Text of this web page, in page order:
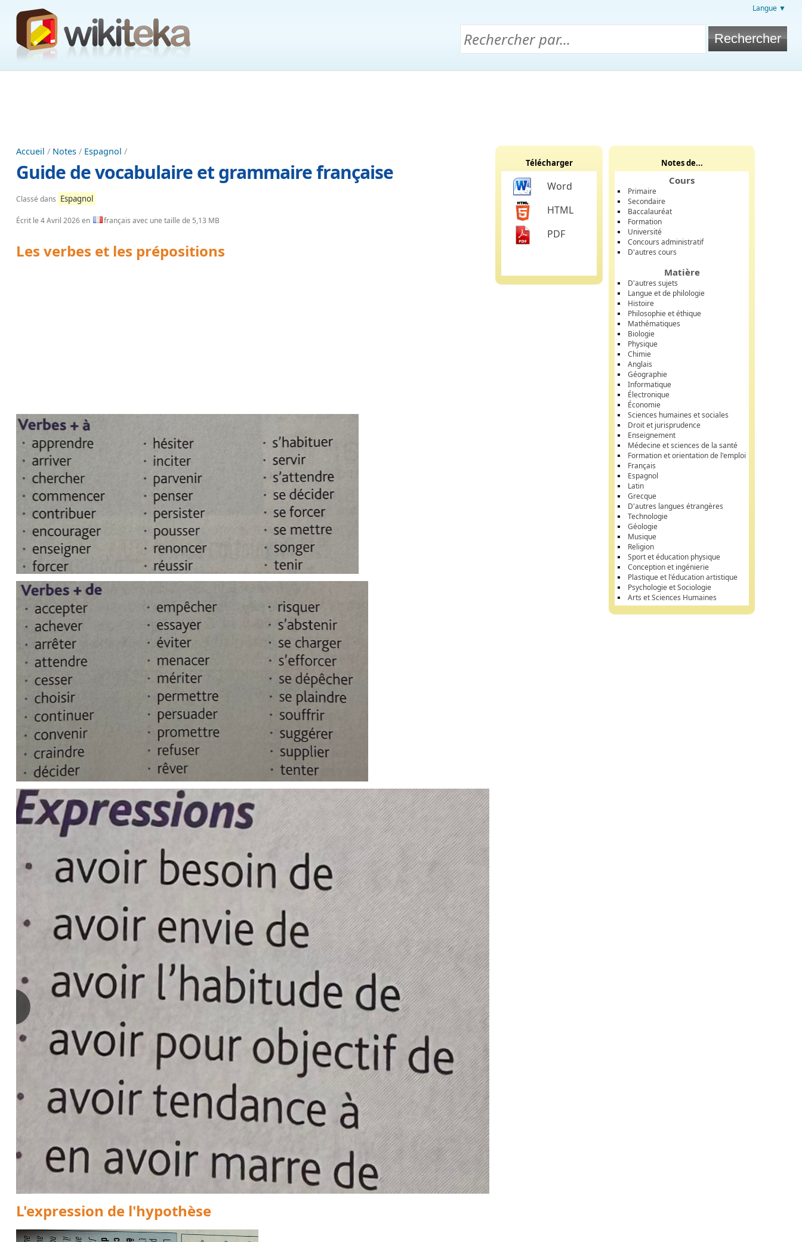
Langue ▼
Accueil / Notes / Espagnol /
Guide de vocabulaire et grammaire française
Classé dans Espagnol
Écrit le 4 Avril 2026en français avec une taille de 5,13 MB
Les verbes et les prépositions
L'expression de l'hypothèse
Télécharger
Word
HTML
PDF
Notes de...
Cours
Primaire
Secondaire
Baccalauréat
Formation
Université
Concours administratif
D'autres cours
Matière
D'autres sujets
Langue et de philologie
Histoire
Philosophie et éthique
Mathématiques
Biologie
Physique
Chimie
Anglais
Géographie
Informatique
Électronique
Économie
Sciences humaines et sociales
Droit et jurisprudence
Enseignement
Médecine et sciences de la santé
Formation et orientation de l'emploi
Français
Espagnol
Latin
Grecque
D'autres langues étrangères
Technologie
Géologie
Musique
Religion
Sport et éducation physique
Conception et ingénierie
Plastique et l'éducation artistique
Psychologie et Sociologie
Arts et Sciences Humaines